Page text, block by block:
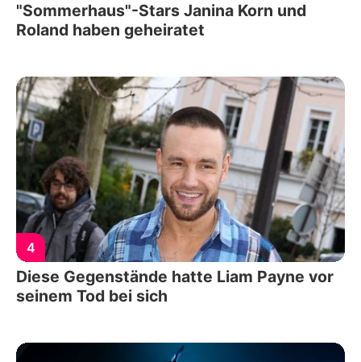
"Sommerhaus"-Stars Janina Korn und
Roland haben geheiratet
4
Diese Gegenstände hatte Liam Payne vor
seinem Tod bei sich